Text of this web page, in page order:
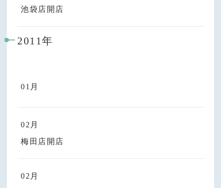
池袋店開店
2011年
01月
02月
梅田店開店
02月